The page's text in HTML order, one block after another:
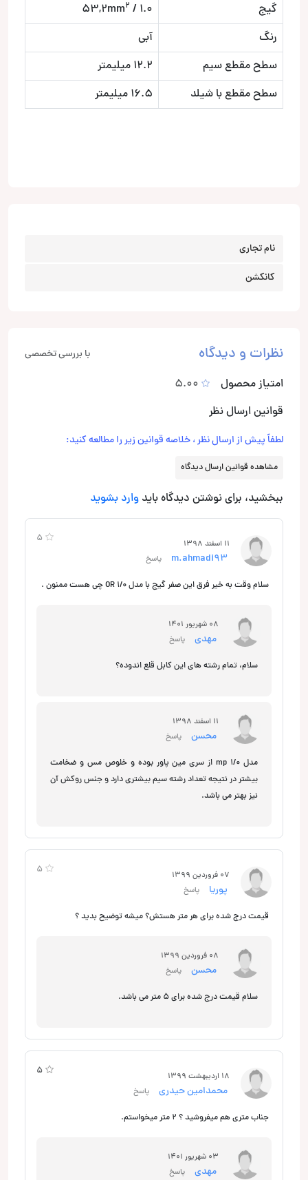
گیج 1.0 / 53,2mm
2
رنگ
آبی
سطح مقطع سیم
12.2 میلیمتر
سطح مقطع با شیلد
16.5 میلیمتر
نام تجاری
کانکشن
نظرات و دیدگاه با بررسی تخصصی
امتیاز محصول
5.00
قوانین ارسال نظر
لطفاً پیش از ارسال نظر ، خلاصه قوانین زیر را مطالعه کنید:
مشاهده قوانین ارسال دیدگاه
ببخشید، برای نوشتن دیدگاه باید وارد بشوید
11 اسفند 1398
پاسخ
سلام وقت به خیر فرق این صفر گیج با مدل ۱/۰ OR چی هست ممنون .
5
08 شهریور 1401
مهدی پاسخ
سلام، تمام رشته های این کابل قلع اندوده؟
11 اسفند 1398
محسن پاسخ
مدل mp 1/0 از سری مین پاور بوده و خلوص مس و ضخامت
بیشتر در نتیجه تعداد رشته سیم بیشتری دارد و جنس روکش آن
نیز بهتر می باشد.
5 07 فروردین 1399
پوریا پاسخ
قیمت درج شده برای هر متر هستش؟ میشه توضیح بدید ؟
08 فروردین 1399
محسن پاسخ
سلام قیمت درج شده برای 5 متر می باشد.
5 18 اردیبهشت 1399
محمدامین حیدری پاسخ
جناب متری هم میفروشید ؟ ۲ متر میخواستم.
5
03 شهریور 1401
مهدی پاسخ